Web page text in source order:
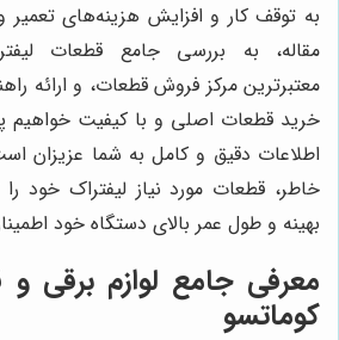
به توقف کار و افزایش هزینه‌های
مقاله، به بررسی جامع قطعات
معتبرترین مرکز فروش قطعات، و ارائه
خرید قطعات اصلی و با کیفیت خواهیم
اطلاعات دقیق و کامل به شما عزیزان
خاطر، قطعات مورد نیاز لیفتراک خود
بهینه و طول عمر بالای دستگاه خود
معرفی جامع لوازم برقی و
کوماتسو